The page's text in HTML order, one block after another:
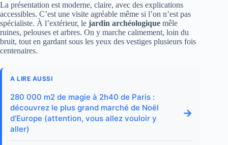
La présentation est moderne, claire, avec des explications
accessibles. C’est une visite agréable même si l’on n’est pas
spécialiste. À l’extérieur, le jardin archéologique mêle
ruines, pelouses et arbres. On y marche calmement, loin du
bruit, tout en gardant sous les yeux des vestiges plusieurs fois
centenaires.
A LIRE AUSSI
280 000 m2 de magie à 2h40 de Paris :
découvrez le plus grand marché de Noël
d’Europe (attention, vous allez vouloir y
aller)
→